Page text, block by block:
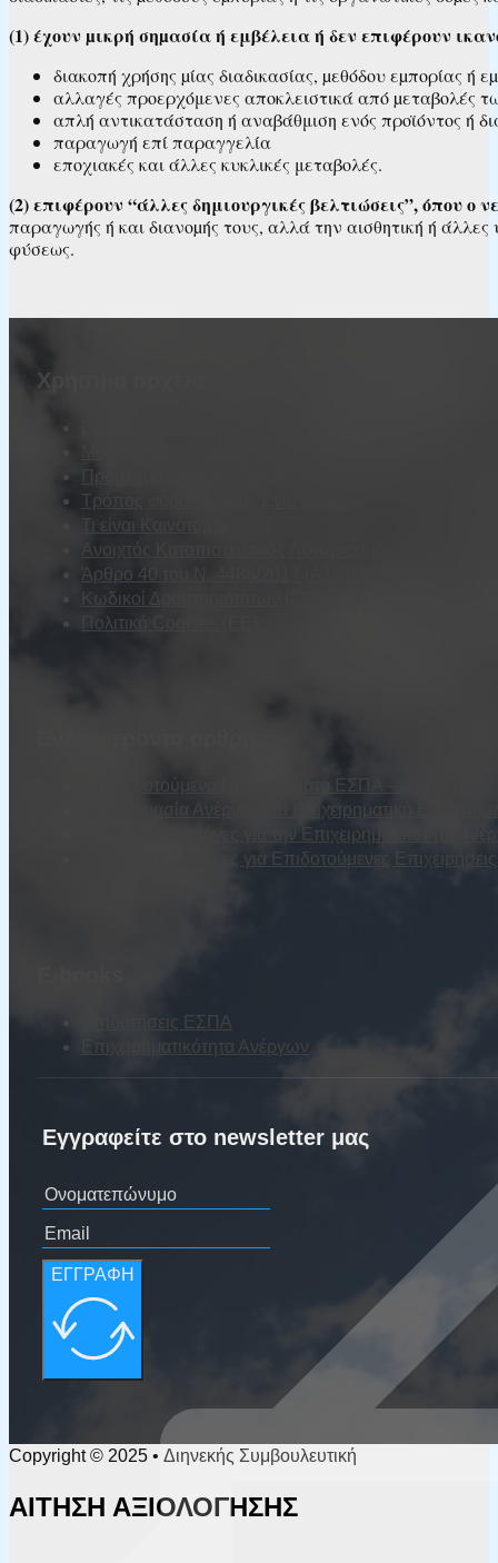
(1) έχουν µικρή σηµασία ή εμβέλεια ή δεν επιφέρουν
διακοπή χρήσης µίας διαδικασίας, µεθόδου εµπορίας ή
αλλαγές προερχόμενες αποκλειστικά από µεταβολές
απλή αντικατάσταση ή αναβάθμιση ενός προϊόντος ή
παραγωγή επί παραγγελία
εποχιακές και άλλες κυκλικές μεταβολές.
(2) επιφέρουν “άλλες δημιουργικές βελτιώσεις”, όπου ο
παραγωγής ή και διανοµής τους, αλλά την αισθητική ή
φύσεως.
Χρήσιμα αρχεία
Τρόπος φορολόγησης Ενίσχυσης
Τι είναι Καινοτομία
Ανοιχτός Καταπιστευτικός Λογαριασμός
Άρθρο 40 του Ν. 4488/2017 (Α137/13.09.2017)
Κωδικοί Δραστηριοτήτων (ΣΤΑΚΟΔ)
Πολιτική Cookies (ΕΕ)
Τα Επιδοτούμενα Προγράμματα ΕΣΠΑ – ΔΥΠΑ
Προετοιμασία Ανέργου για Επιχειρηματική
Επιλέξιμες Δαπάνες για την Επιχειρηματικότητα
Επιλέξιμες Δαπάνες για Επιδοτούμενες
Επιδοτήσεις ΕΣΠΑ
Επιχειρηματικότητα Ανέργων
Εγγραφείτε στο newsletter μας
ΕΓΓΡΑΦΗ
Copyright © 2025 • Διηνεκής Συμβουλευτική
ΑΙΤΗΣΗ ΑΞΙΟΛΟΓΗΣΗΣ